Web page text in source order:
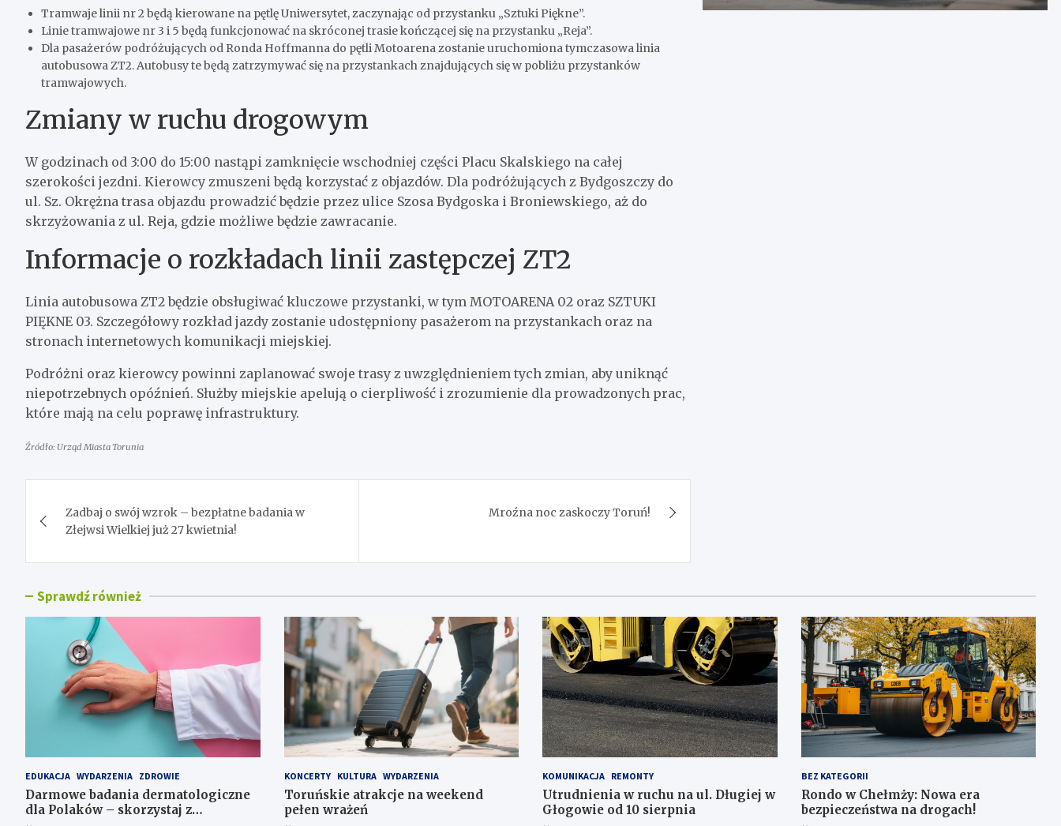
Tramwaje linii nr 2 będą kierowane na pętlę Uniwersytet, zaczynając od przystanku „Sztuki Piękne”.
Linie tramwajowe nr 3 i 5 będą funkcjonować na skróconej trasie kończącej się na przystanku „Reja”.
Dla pasażerów podróżujących od Ronda Hoffmanna do pętli Motoarena zostanie uruchomiona tymczasowa linia
autobusowa ZT2. Autobusy te będą zatrzymywać się na przystankach znajdujących się w pobliżu przystanków
tramwajowych.
Zmiany w ruchu drogowym
W godzinach od 3:00 do 15:00 nastąpi zamknięcie wschodniej części Placu Skalskiego na całej
szerokości jezdni. Kierowcy zmuszeni będą korzystać z objazdów. Dla podróżujących z Bydgoszczy do
ul. Sz. Okrężna trasa objazdu prowadzić będzie przez ulice Szosa Bydgoska i Broniewskiego, aż do
skrzyżowania z ul. Reja, gdzie możliwe będzie zawracanie.
Informacje o rozkładach linii zastępczej ZT2
Linia autobusowa ZT2 będzie obsługiwać kluczowe przystanki, w tym MOTOARENA 02 oraz SZTUKI
PIĘKNE 03. Szczegółowy rozkład jazdy zostanie udostępniony pasażerom na przystankach oraz na
stronach internetowych komunikacji miejskiej.
Podróżni oraz kierowcy powinni zaplanować swoje trasy z uwzględnieniem tych zmian, aby uniknąć
niepotrzebnych opóźnień. Służby miejskie apelują o cierpliwość i zrozumienie dla prowadzonych prac,
które mają na celu poprawę infrastruktury.
Źródło: Urząd Miasta Torunia
wpisu
Zadbaj o swój wzrok – bezpłatne badania w
Złejwsi Wielkiej już 27 kwietnia!
Mroźna noc zaskoczy Toruń!
Sprawdź również
EDUKACJA WYDARZENIA ZDROWIE
Darmowe badania dermatologiczne
dla Polaków – skorzystaj z
KONCERTY KULTURA WYDARZENIA
Toruńskie atrakcje na weekend
pełen wrażeń
KOMUNIKACJA REMONTY
Utrudnienia w ruchu na ul. Długiej w
Głogowie od 10 sierpnia
BEZ KATEGORII
Rondo w Chełmży: Nowa era
bezpieczeństwa na drogach!